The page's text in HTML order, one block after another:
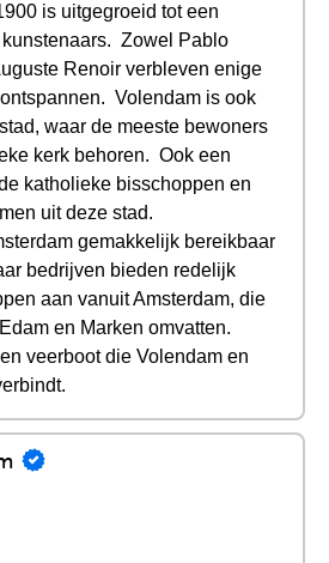
is uitgegroeid tot een
Zowel Pablo
Renoir verbleven enige
Volendam is ook
waar de meeste bewoners
kerk behoren. Ook een
katholieke bisschoppen en
uit deze stad.
gemakkelijk bereikbaar
bedrijven bieden redelijk
aan vanuit Amsterdam, die
en Marken omvatten.
veerboot die Volendam en